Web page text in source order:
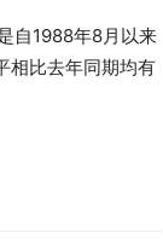
自1988年8月以来
相比去年同期均有